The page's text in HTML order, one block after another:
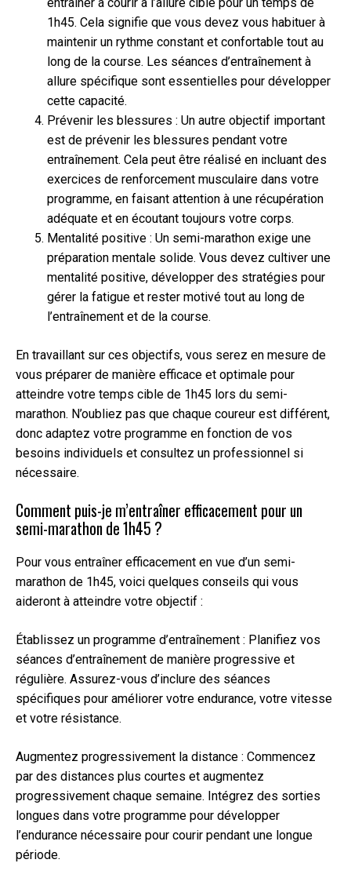
1h45. Cela signifie que vous devez vous habituer à
maintenir un rythme constant et confortable tout au
long de la course. Les séances d’entraînement à
allure spécifique sont essentielles pour développer
cette capacité.
Prévenir les blessures : Un autre objectif important
est de prévenir les blessures pendant votre
entraînement. Cela peut être réalisé en incluant des
exercices de renforcement musculaire dans votre
programme, en faisant attention à une récupération
adéquate et en écoutant toujours votre corps.
Mentalité positive : Un semi-marathon exige une
préparation mentale solide. Vous devez cultiver une
mentalité positive, développer des stratégies pour
gérer la fatigue et rester motivé tout au long de
l’entraînement et de la course.
En travaillant sur ces objectifs, vous serez en mesure de
vous préparer de manière efficace et optimale pour
atteindre votre temps cible de 1h45 lors du semi-
marathon. N’oubliez pas que chaque coureur est différent,
donc adaptez votre programme en fonction de vos
besoins individuels et consultez un professionnel si
nécessaire.
Comment puis-je m’entraîner efficacement pour un
semi-marathon de 1h45 ?
Pour vous entraîner efficacement en vue d’un semi-
marathon de 1h45, voici quelques conseils qui vous
aideront à atteindre votre objectif :
Établissez un programme d’entraînement : Planifiez vos
séances d’entraînement de manière progressive et
régulière. Assurez-vous d’inclure des séances
spécifiques pour améliorer votre endurance, votre vitesse
et votre résistance.
Augmentez progressivement la distance : Commencez
par des distances plus courtes et augmentez
progressivement chaque semaine. Intégrez des sorties
longues dans votre programme pour développer
l’endurance nécessaire pour courir pendant une longue
période.